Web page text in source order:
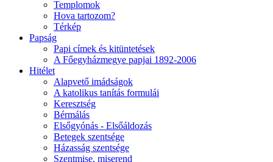
Templomok
Hova tartozom?
Térkép
Papság
Papi címek és kitüntetések
A Főegyházmegye papjai 1892-2006
Hitélet
Alapvető imádságok
A katolikus tanítás formulái
Keresztség
Bérmálás
Elsőgyónás - Elsőáldozás
Betegek szentsége
Házasság szentsége
Szentmise, miserend